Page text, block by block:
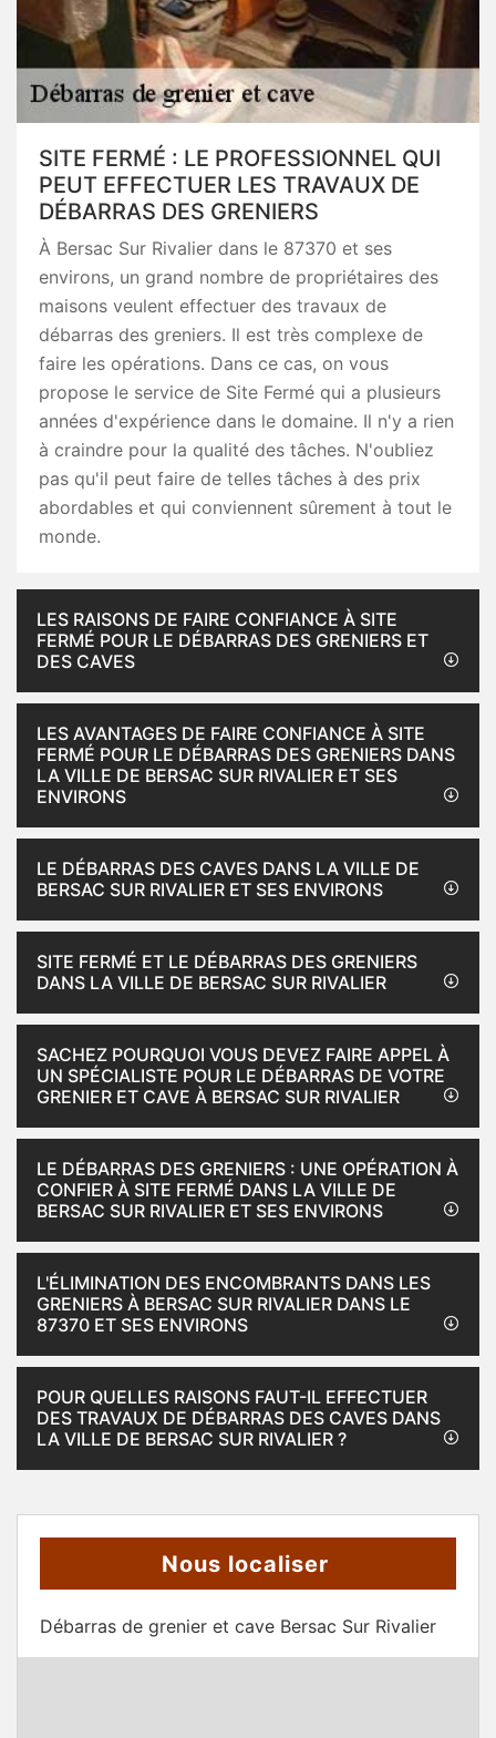
SITE FERMÉ : LE PROFESSIONNEL QUI
PEUT EFFECTUER LES TRAVAUX DE
DÉBARRAS DES GRENIERS
À Bersac Sur Rivalier dans le 87370 et ses
environs, un grand nombre de propriétaires des
maisons veulent effectuer des travaux de
débarras des greniers. Il est très complexe de
faire les opérations. Dans ce cas, on vous
propose le service de Site Fermé qui a plusieurs
années d'expérience dans le domaine. Il n'y a rien
à craindre pour la qualité des tâches. N'oubliez
pas qu'il peut faire de telles tâches à des prix
abordables et qui conviennent sûrement à tout le
monde.
LES RAISONS DE FAIRE CONFIANCE À SITE
FERMÉ POUR LE DÉBARRAS DES GRENIERS ET
DES CAVES
LES AVANTAGES DE FAIRE CONFIANCE À SITE
FERMÉ POUR LE DÉBARRAS DES GRENIERS DANS
LA VILLE DE BERSAC SUR RIVALIER ET SES
ENVIRONS
LE DÉBARRAS DES CAVES DANS LA VILLE DE
BERSAC SUR RIVALIER ET SES ENVIRONS
SITE FERMÉ ET LE DÉBARRAS DES GRENIERS
DANS LA VILLE DE BERSAC SUR RIVALIER
SACHEZ POURQUOI VOUS DEVEZ FAIRE APPEL À
UN SPÉCIALISTE POUR LE DÉBARRAS DE VOTRE
GRENIER ET CAVE À BERSAC SUR RIVALIER
LE DÉBARRAS DES GRENIERS : UNE OPÉRATION À
CONFIER À SITE FERMÉ DANS LA VILLE DE
BERSAC SUR RIVALIER ET SES ENVIRONS
L'ÉLIMINATION DES ENCOMBRANTS DANS LES
GRENIERS À BERSAC SUR RIVALIER DANS LE
87370 ET SES ENVIRONS
POUR QUELLES RAISONS FAUT-IL EFFECTUER
DES TRAVAUX DE DÉBARRAS DES CAVES DANS
LA VILLE DE BERSAC SUR RIVALIER ?
Nous localiser
Débarras de grenier et cave Bersac Sur Rivalier